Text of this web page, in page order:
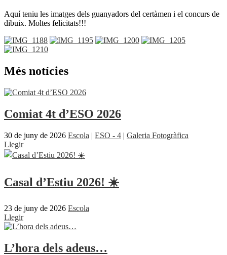
Aquí teniu les imatges dels guanyadors del certàmen i el concurs de
dibuix. Moltes felicitats!!!
Més notícies
Comiat 4t d’ESO 2026
30 de juny de 2026 Escola | ESO - 4 | Galeria Fotogràfica
Llegir
Casal d’Estiu 2026! ☀️
23 de juny de 2026 Escola
Llegir
L’hora dels adeus…